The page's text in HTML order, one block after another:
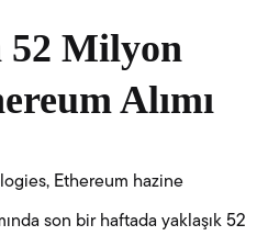
52 Milyon
Alımı
Ethereum hazine
son bir haftada yaklaşık 52